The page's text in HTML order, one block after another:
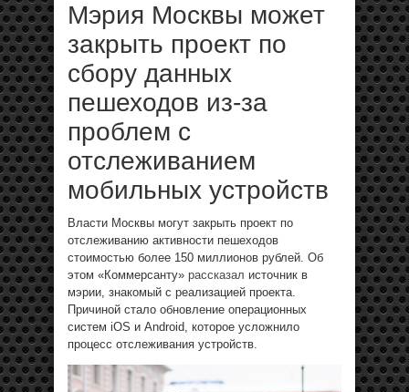
Мэрия Москвы может
закрыть проект по
сбору данных
пешеходов из-за
проблем с
отслеживанием
мобильных устройств
Власти Москвы могут закрыть проект по
отслеживанию активности пешеходов
стоимостью более 150 миллионов рублей. Об
этом «Коммерсанту» рассказал источник в
мэрии, знакомый с реализацией проекта.
Причиной стало обновление операционных
систем iOS и Android, которое усложнило
процесс отслеживания устройств.